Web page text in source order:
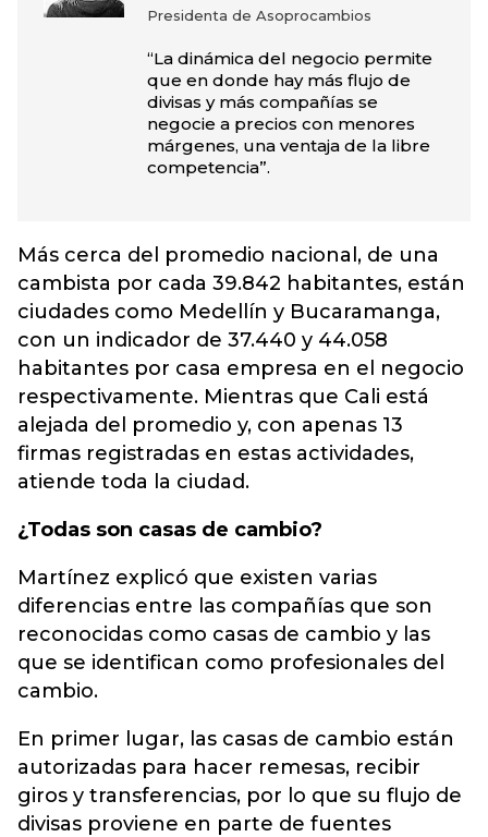
Presidenta de Asoprocambios
“La dinámica del negocio permite
que en donde hay más flujo de
divisas y más compañías se
negocie a precios con menores
márgenes, una ventaja de la libre
competencia”.
Más cerca del promedio nacional, de una
cambista por cada 39.842 habitantes, están
ciudades como Medellín y Bucaramanga,
con un indicador de 37.440 y 44.058
habitantes por casa empresa en el negocio
respectivamente. Mientras que Cali está
alejada del promedio y, con apenas 13
firmas registradas en estas actividades,
atiende toda la ciudad.
¿Todas son casas de cambio?
Martínez explicó que existen varias
diferencias entre las compañías que son
reconocidas como casas de cambio y las
que se identifican como profesionales del
cambio.
En primer lugar, las casas de cambio están
autorizadas para hacer remesas, recibir
giros y transferencias, por lo que su flujo de
divisas proviene en parte de fuentes